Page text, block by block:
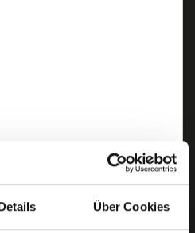
Über Cookies
zur Kenntnis genommen. Ich stimme